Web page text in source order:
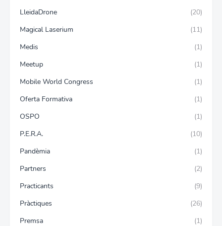
LleidaDrone
(20)
Magical Laserium
(11)
Medis
(1)
Meetup
(1)
Mobile World Congress
(1)
Oferta Formativa
(1)
OSPO
(1)
P.E.R.A.
(10)
Pandèmia
(1)
Partners
(2)
Practicants
(9)
Pràctiques
(26)
Premsa
(1)